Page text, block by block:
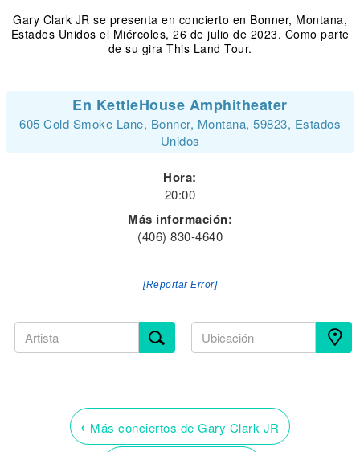
Gary Clark JR se presenta en concierto en Bonner, Montana,
Estados Unidos el Miércoles, 26 de julio de 2023. Como parte
de su gira This Land Tour.
En KettleHouse Amphitheater
605 Cold Smoke Lane, Bonner, Montana, 59823, Estados
Unidos
Hora:
20:00
Más información:
(406) 830-4640
[Reportar Error]
‹ Más conciertos de Gary Clark JR